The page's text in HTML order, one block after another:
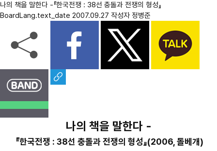
나의 책을 말한다 -『한국전쟁 : 38선 충돌과 전쟁의 형성』
BoardLang.text_date 2007.09.27 작성자정병준
나의 책을 말한다 -
『한국전쟁 : 38선 충돌과 전쟁의 형성』(2006, 돌베개)